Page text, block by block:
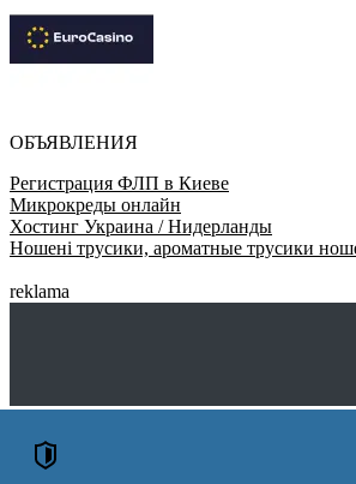
ОБЪЯВЛЕНИЯ
Регистрация ФЛП в Киеве
Микрокреды онлайн
Хостинг Украина / Нидерланды
Ношені трусики, ароматные трусики
reklama